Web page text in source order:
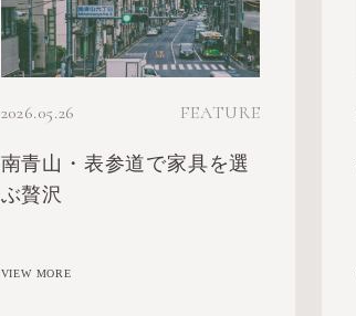
2026.05.26 FEATURE
南青山・表参道で家具を選
ぶ贅沢
VIEW MORE